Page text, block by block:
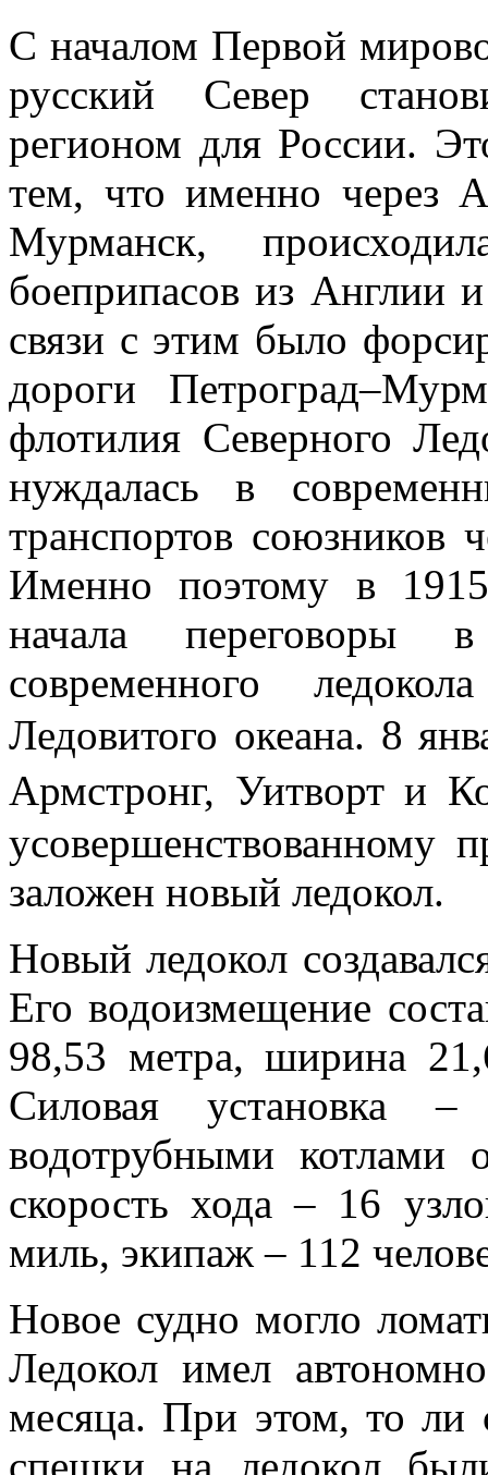
С началом Первой
русский Север
регионом для России.
тем, что именно через
Мурманск,
боеприпасов из
связи с этим было
дороги
флотилия Северного
нуждалась в
транспортов союзников
Именно поэтому в
начала переговоры
современного
Ледовитого океана. 8
Армстронг, Уитворт и
усовершенствованному
заложен новый ледокол.
Новый ледокол
Его водоизмещение
98,53 метра, ширина
Силовая установка
водотрубными
скорость хода – 16
миль, экипаж – 112
Новое судно могло
Ледокол имел
месяца. При этом, то ли
спешки на ледокол